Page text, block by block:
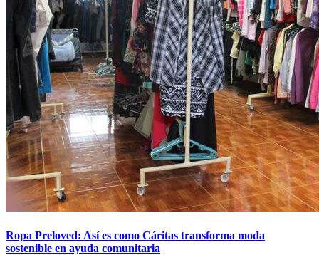
Ropa Preloved: Así es como Cáritas transforma moda
sostenible en ayuda comunitaria